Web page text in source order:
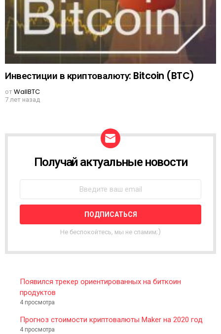
Инвестиции в криптовалюту: Bitcoin (BTC)
отWallBTC
7 лет назад
W
L
T
R
Получай актуальные новости
Не беспокойтесь, мы не спамим;)
Появился трекер ориентированных на биткоин
продуктов
4 просмотра
Прогноз стоимости криптовалюты Maker на 2020 год
4 просмотра